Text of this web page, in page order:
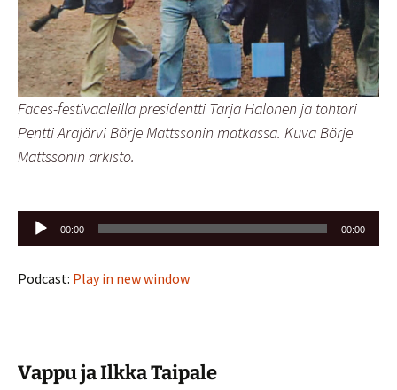
Faces-festivaaleilla presidentti Tarja Halonen ja tohtori
Pentti ArajärviBörje Mattssonin matkassa. Kuva Börje
Mattssonin arkisto.
Äänitoistin
00:00 00:00
Podcast: Play in new window
Vappu ja Ilkka Taipale